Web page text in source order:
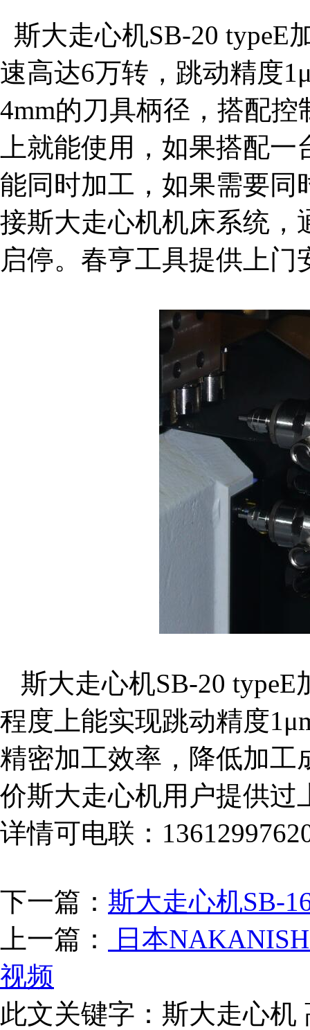
斯大走心机SB-20 typeE
速高达6万转，跳动精度
4mm的刀具柄径，搭配
上就能使用，如果搭配
能同时加工，如果需要同
接斯大走心机机床系统，
启停。春亨工具提供上门
斯大走心机SB-20
程度上能实现跳动精度
精密加工效率，降低加工
价斯大走心机用户提供过
详情可电联：
下一篇： 斯大走心机SB-
上一篇：
日本
视频
此文关键字： 斯大走心机